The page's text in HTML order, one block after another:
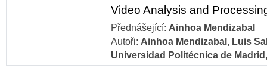
Video Analysis and
Přednášející: Ainhoa Mendizabal
Autoři: Ainhoa Mendizabal, Luis
Universidad Politécnica de